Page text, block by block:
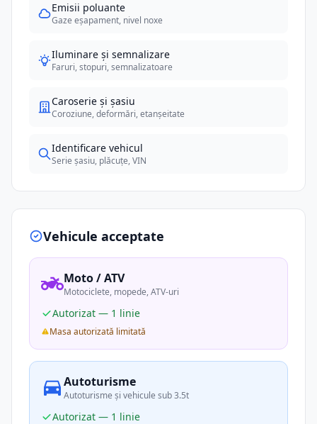
Emisii poluante
Gaze eșapament, nivel noxe
Iluminare și semnalizare
Faruri, stopuri, semnalizatoare
Caroserie și șasiu
Coroziune, deformări, etanșeitate
Identificare vehicul
Serie șasiu, plăcuțe, VIN
Vehicule acceptate
Moto / ATV
Motociclete, mopede, ATV-uri
Autorizat — 1 linie
Masa autorizată limitată
Autoturisme
Autoturisme și vehicule sub 3.5t
Autorizat — 1 linie